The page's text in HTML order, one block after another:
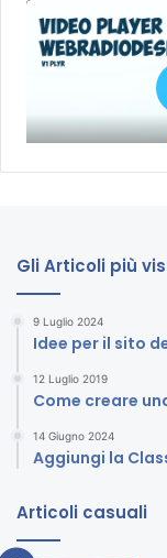
Gli Articoli più
9 Luglio 2024
Idee per il sito
12 Luglio 2019
Come creare
14 Giugno 2024
Aggiungi la
Articoli casuali